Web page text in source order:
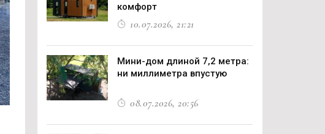
комфорт
10.07.2026, 21:21
Мини-дом длиной 7,2 метра:
ни миллиметра впустую
08.07.2026, 20:56